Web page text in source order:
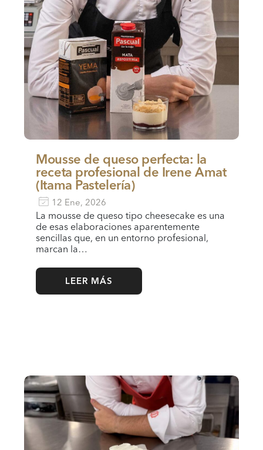
Mousse de queso perfecta: la
receta profesional de Irene Amat
(Itama Pastelería)
12 Ene, 2026
La mousse de queso tipo cheesecake es una
de esas elaboraciones aparentemente
sencillas que, en un entorno profesional,
marcan la…
LEER MÁS